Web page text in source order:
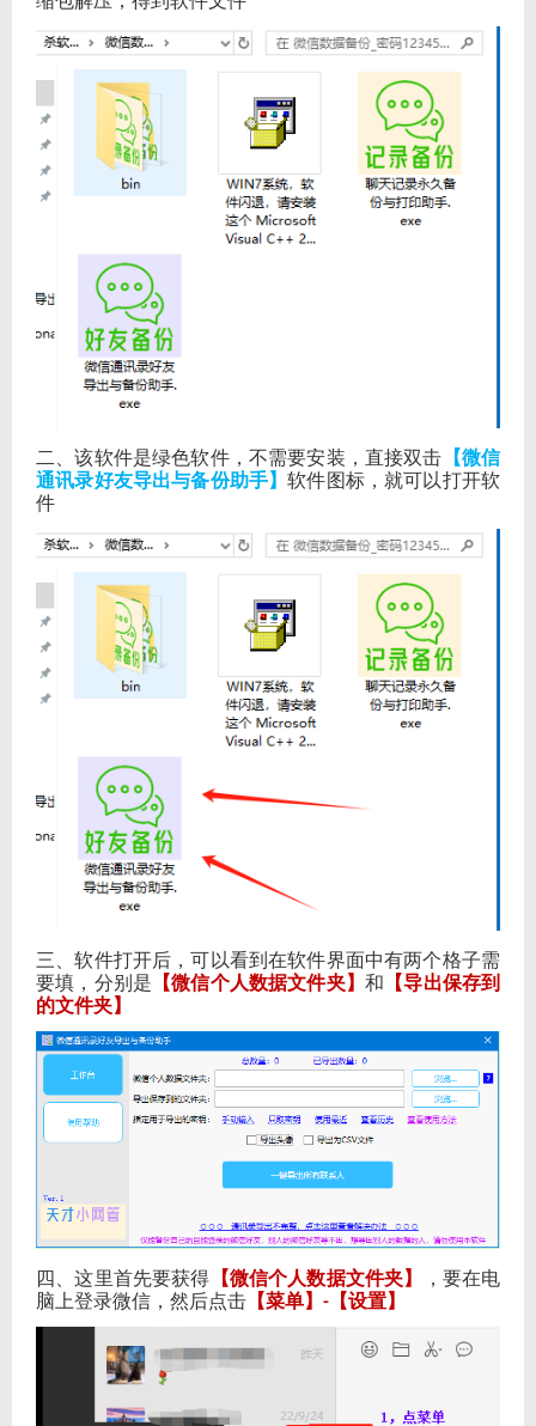
二、该软件是绿色软件，不需要安装，直接双击 【微信
通讯录好友导出与备份助手】软件图标，就可以打开软
件
三、软件打开后，可以看到在软件界面中有两个格子需
要填，分别是 【微信个人数据文件夹】 和 【导出保存到
的文件夹】
四、这里首先要获得 【微信个人数据文件夹】
，要在电
脑上登录微信，然后点击 【菜单】 - 【设置】